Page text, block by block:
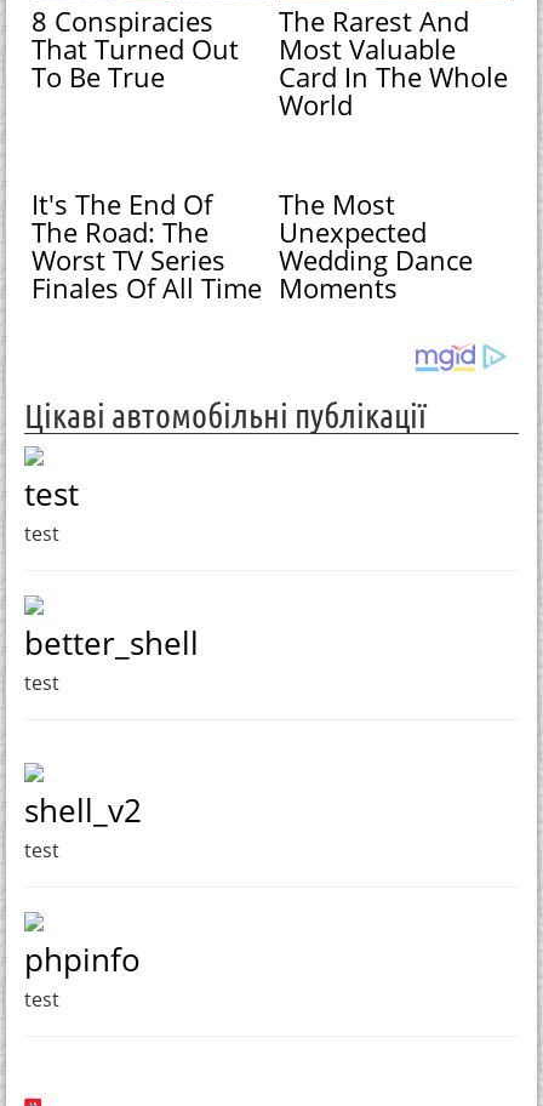
8 Conspiracies
That Turned Out
To Be True
The Rarest And
Most Valuable
Card In The Whole
World
It's The End Of
The Road: The
Worst TV Series
Finales Of All Time
The Most
Unexpected
Wedding Dance
Moments
Цікаві автомобільні публікації
test
test
better_shell
test
shell_v2
test
phpinfo
test